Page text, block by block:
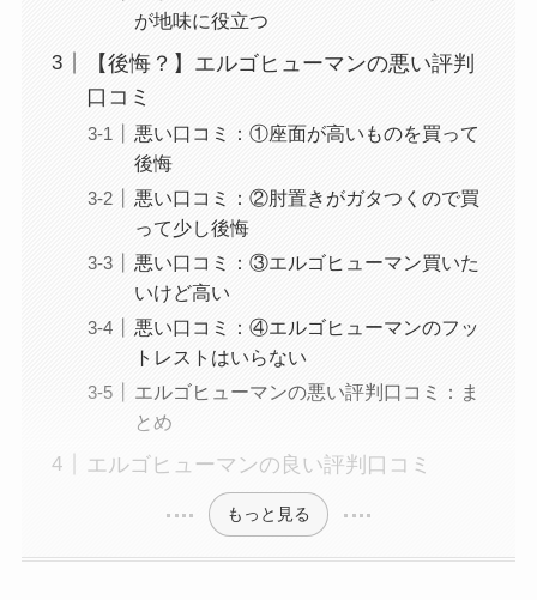
が地味に役立つ
【後悔？】エルゴヒューマンの悪い評判
口コミ
悪い口コミ：①座面が高いものを買って
後悔
悪い口コミ：②肘置きがガタつくので買
って少し後悔
悪い口コミ：③エルゴヒューマン買いた
いけど高い
悪い口コミ：④エルゴヒューマンのフッ
トレストはいらない
エルゴヒューマンの悪い評判口コミ：ま
とめ
エルゴヒューマンの良い評判口コミ
もっと見る